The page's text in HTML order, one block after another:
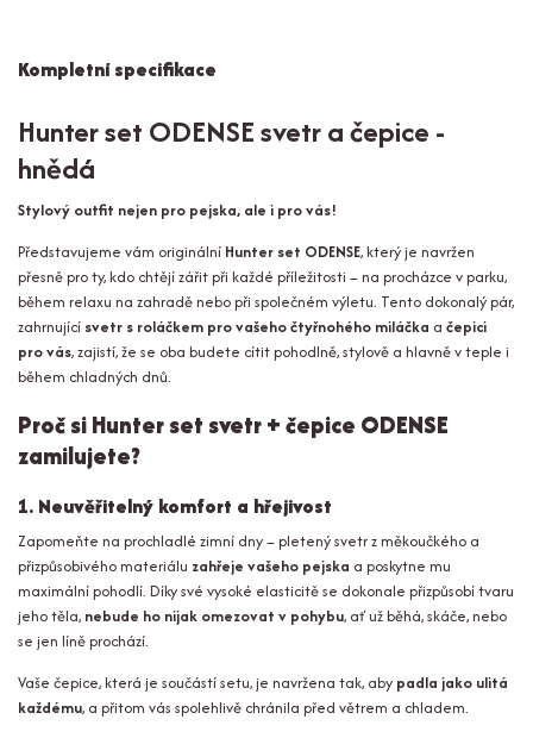
Kompletní specifikace
Hunter set ODENSE svetr a čepice -
hnědá
Stylový outfit nejen pro pejska, ale i pro vás!
Představujeme vám originální Hunter set ODENSE, který je navržen
přesně pro ty, kdo chtějí zářit při každé příležitosti – na procházce v parku,
během relaxu na zahradě nebo při společném výletu. Tento dokonalý pár,
zahrnující svetr s roláčkem pro vašeho čtyřnohého miláčka a čepici
pro vás, zajistí, že se oba budete cítit pohodlně, stylově a hlavně v teple i
během chladných dnů.
Proč si Hunter set svetr + čepice ODENSE
zamilujete?
1. Neuvěřitelný komfort a hřejivost
Zapomeňte na prochladlé zimní dny – pletený svetr z měkoučkého a
přizpůsobivého materiálu zahřeje vašeho pejska a poskytne mu
maximální pohodlí. Díky své vysoké elasticitě se dokonale přizpůsobí tvaru
jeho těla, nebude ho nijak omezovat v pohybu, ať už běhá, skáče, nebo
se jen líně prochází.
Vaše čepice, která je součástí setu, je navržena tak, aby padla jako ulitá
každému, a přitom vás spolehlivě chránila před větrem a chladem.